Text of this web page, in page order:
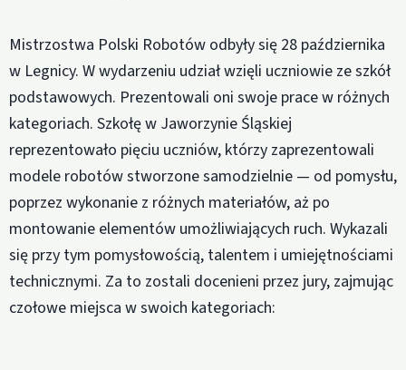
Mistrzostwa Polski Robotów odbyły się 28 października
w Legnicy. W wydarzeniu udział wzięli uczniowie ze szkół
podstawowych. Prezentowali oni swoje prace w różnych
kategoriach. Szkołę w Jaworzynie Śląskiej
reprezentowało pięciu uczniów, którzy zaprezentowali
modele robotów stworzone samodzielnie — od pomysłu,
poprzez wykonanie z różnych materiałów, aż po
montowanie elementów umożliwiających ruch. Wykazali
się przy tym pomysłowością, talentem i umiejętnościami
technicznymi. Za to zostali docenieni przez jury, zajmując
czołowe miejsca w swoich kategoriach: